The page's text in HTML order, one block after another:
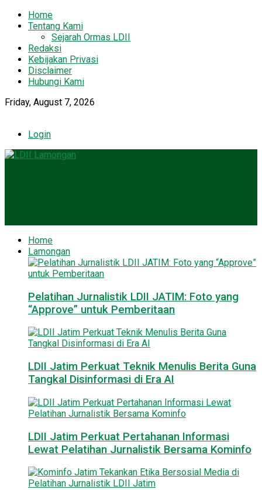
Home
Tentang Kami
Sejarah Ormas LDII
Redaksi
Kebijakan Privasi
Disclaimer
Hubungi Kami
Friday, August 7, 2026
Login
Home
Lamongan
Pelatihan Jurnalistik LDII JATIM: Foto yang
“Approve” untuk Pemberitaan
LDII Jatim Perkuat Teknik Menulis Berita Guna
Tangkal Disinformasi di Era AI
LDII Jatim Perkuat Pertahanan Informasi
Lewat Pelatihan Jurnalistik Bersama Kominfo